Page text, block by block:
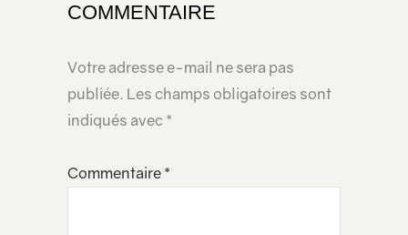
COMMENTAIRE
Votre adresse e-mail ne sera pas
publiée. Les champs obligatoires sont
indiqués avec *
Commentaire *